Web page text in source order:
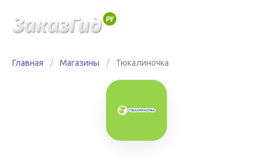
Главная / Магазины / Тюкалиночка